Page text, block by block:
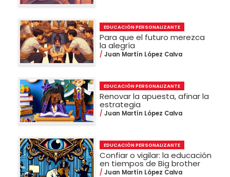
EDUCACIÓN PERSONALIZANTE
Para que el futuro merezca
la alegría
Juan Martín López Calva
EDUCACIÓN PERSONALIZANTE
Renovar la apuesta, afinar la
estrategia
Juan Martín López Calva
EDUCACIÓN PERSONALIZANTE
Confiar o vigilar: la educación
en tiempos de Big brother
Juan Martín López Calva